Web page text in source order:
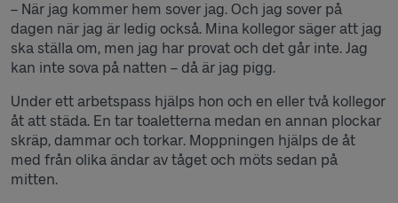
– När jag kommer hem sover jag. Och jag sover på
dagen när jag är ledig också. Mina kollegor säger att jag
ska ställa om, men jag har provat och det går inte. Jag
kan inte sova på natten – då är jag pigg.
Under ett arbetspass hjälps hon och en eller två kollegor
åt att städa. En tar toaletterna medan en annan plockar
skräp, dammar och torkar. Moppningen hjälps de åt
med från olika ändar av tåget och möts sedan på
mitten.